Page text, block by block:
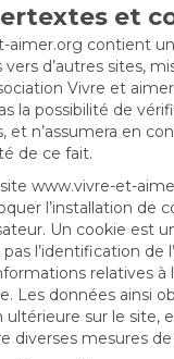
et
aimer.org contient
d’autres sites,
Vivre et
la possibilité de
et n’assumera en
de ce fait.
www.vivre-et-
l’installation de
Un cookie est
l’identification de
relatives à
Les données ainsi
ultérieure sur le site,
diverses mesures